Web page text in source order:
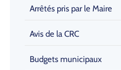
Arrêtés pris par le Maire
Avis de la CRC
Budgets municipaux